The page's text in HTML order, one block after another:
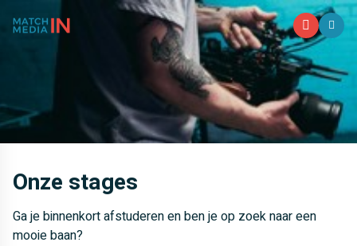
Onze stages
Ga je binnenkort afstuderen en ben je op zoek naar een
mooie baan?